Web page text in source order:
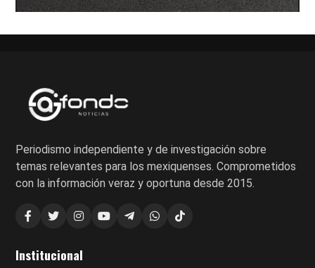
Periodismo independiente y de investigación sobre
temas relevantes para los mexiquenses. Comprometidos
con la información veraz y oportuna desde 2015.
Institucional